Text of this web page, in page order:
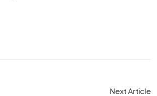
Next Article